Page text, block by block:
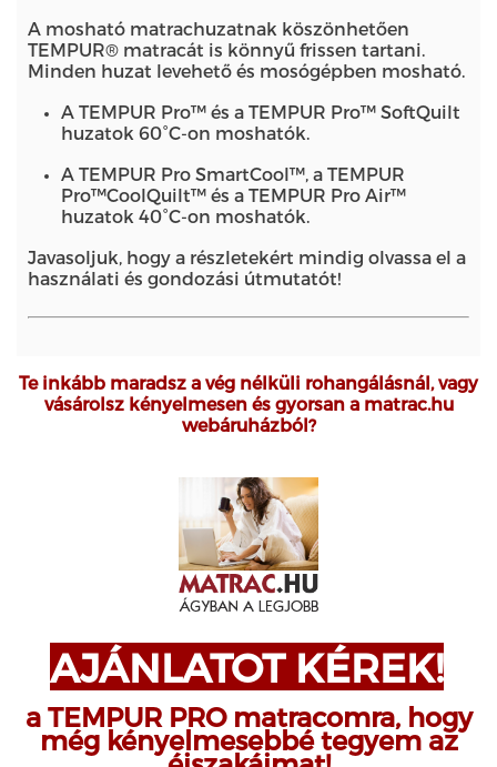
A mosható matrachuzatnak köszönhetően
TEMPUR® matracát is könnyű frissen tartani.
Minden huzat levehető és mosógépben mosható.
A TEMPUR Pro™ és a TEMPUR Pro™ SoftQuilt
huzatok 60°C-on moshatók.
A TEMPUR Pro SmartCool™, a TEMPUR
Pro™CoolQuilt™ és a TEMPUR Pro Air™
huzatok 40°C-on moshatók.
Javasoljuk, hogy a részletekért mindig olvassa el a
használati és gondozási útmutatót!
Te inkább maradsz a vég nélküli rohangálásnál, vagy
vásárolsz kényelmesen és gyorsan a matrac.hu
webáruházból?
AJÁNLATOT KÉREK!
a TEMPUR PRO matracomra, hogy
még kényelmesebbé tegyem az